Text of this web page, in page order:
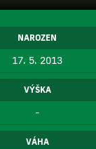
NAROZEN
17. 5. 2013
VÝŠKA
-
VÁHA